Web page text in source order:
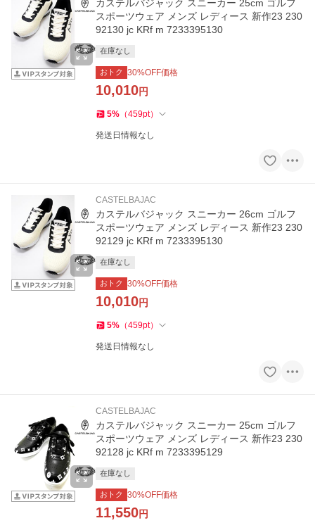
カステルバジャック スニーカー 25cm ゴルフ
スポーツウェア メンズ レディース 新作23 230
92130 jc KRf m 7233395130
在庫なし
おトク 30%OFF価格
10,010円
5% （459pt）
発送日情報なし
CASTELBAJAC
カステルバジャック スニーカー 26cm ゴルフ
スポーツウェア メンズ レディース 新作23 230
92129 jc KRf m 7233395130
在庫なし
おトク 30%OFF価格
10,010円
5% （459pt）
発送日情報なし
CASTELBAJAC
カステルバジャック スニーカー 25cm ゴルフ
スポーツウェア メンズ レディース 新作23 230
92128 jc KRf m 7233395129
在庫なし
おトク 30%OFF価格
11,550円